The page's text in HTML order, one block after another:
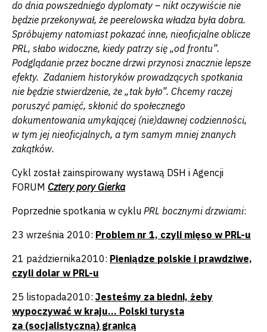
do dnia powszedniego dyplomaty – nikt oczywiście nie
będzie przekonywał, że peerelowska władza była dobra.
Spróbujemy natomiast pokazać inne, nieoficjalne oblicze
PRL, słabo widoczne, kiedy patrzy się „od frontu”.
Podglądanie przez boczne drzwi przynosi znacznie lepsze
efekty. Zadaniem historyków prowadzących spotkania
nie będzie stwierdzenie, że „tak było”. Chcemy raczej
poruszyć pamięć, skłonić do społecznego
dokumentowania umykającej (nie)dawnej codzienności,
w tym jej nieoficjalnych, a tym samym mniej znanych
zakątków.
Cykl został zainspirowany wystawą DSH i Agencji
FORUM Cztery pory Gierka
Poprzednie spotkania w cyklu PRL bocznymi drzwiami:
23 września 2010: Problem nr 1, czyli mięso w PRL-u
21 października2010: Pieniądze polskie i prawdziwe,
czyli dolar w PRL-u
25 listopada2010: Jesteśmy za biedni, żeby
wypoczywać w kraju… Polski turysta
za (socjalistyczną) granicą